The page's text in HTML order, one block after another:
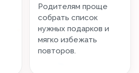
Родителям проще
собрать список
нужных подарков и
мягко избежать
повторов.